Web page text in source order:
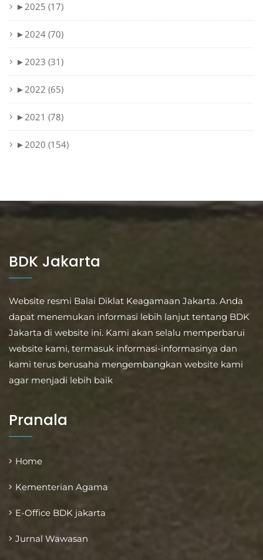
►2025 (17)
►2024 (70)
►2023 (31)
►2022 (65)
►2021 (78)
►2020 (154)
BDK Jakarta
Website resmi Balai Diklat Keagamaan Jakarta. Anda
dapat menemukan informasi lebih lanjut tentang BDK
Jakarta di website ini. Kami akan selalu memperbarui
website kami, termasuk informasi-informasinya dan
kami terus berusaha mengembangkan website kami
agar menjadi lebih baik
Pranala
Home
Kementerian Agama
E-Office BDK jakarta
Jurnal Wawasan